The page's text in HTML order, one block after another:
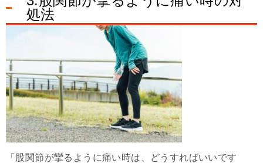
処法
「股関節が攣るように痛い時は、どうすればいいです